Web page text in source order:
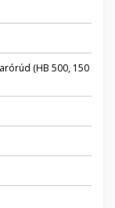
(HB 500, 150